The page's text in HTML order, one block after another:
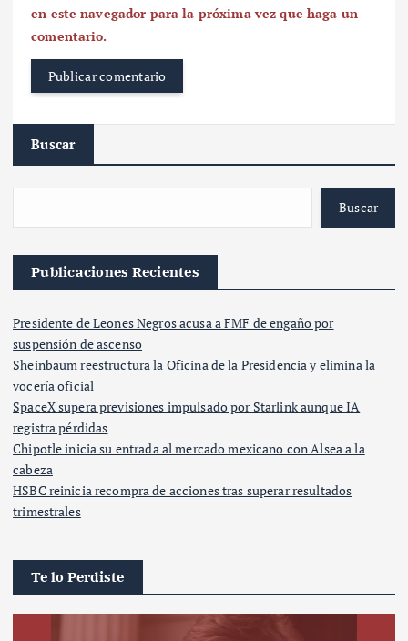
en este navegador para la próxima vez que haga un
comentario.
Buscar
Buscar
Publicaciones Recientes
Presidente de Leones Negros acusa a FMF de engaño por
suspensión de ascenso
Sheinbaum reestructura la Oficina de la Presidencia y elimina la
vocería oficial
SpaceX supera previsiones impulsado por Starlink aunque IA
registra pérdidas
Chipotle inicia su entrada al mercado mexicano con Alsea a la
cabeza
HSBC reinicia recompra de acciones tras superar resultados
trimestrales
Te lo Perdiste